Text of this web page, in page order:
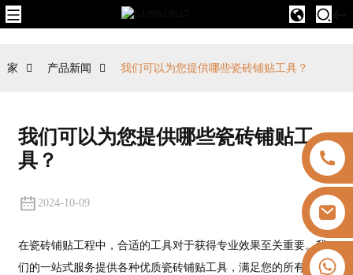
+8613325821813
家 产品新闻 我们可以为您提供哪些瓷砖铺贴工具？
我们可以为您提供哪些瓷砖铺贴工
具？
2024-10-09
在瓷砖铺贴工程中，合适的工具对于获得专业效果至关重要。我
们的一站式服务提供各种优质瓷砖铺贴工具，满足您的所有需